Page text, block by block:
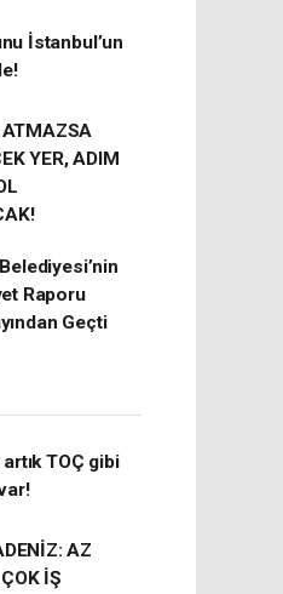
İstanbul’un
ATMAZSA
YER, ADIM
Raporu
Geçti
TOÇ gibi
AZ
İŞ